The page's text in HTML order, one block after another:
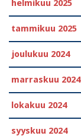
helmikuu 2025
tammikuu 2025
joulukuu 2024
marraskuu 2024
lokakuu 2024
syyskuu 2024